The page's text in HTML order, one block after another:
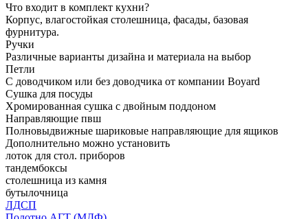
Что входит в комплект кухни?
Корпус, влагостойкая столешница, фасады, базовая
фурнитура.
Ручки
Различные варианты дизайна и материала на выбор
Петли
С доводчиком или без доводчика от компании Boyard
Сушка для посуды
Хромированная сушка с двойным поддоном
Направляющие пвш
Полновыдвижные шариковые направляющие для ящиков
Дополнительно можно установить
лоток для стол. приборов
тандембоксы
столешница из камня
бутылочница
ЛДСП